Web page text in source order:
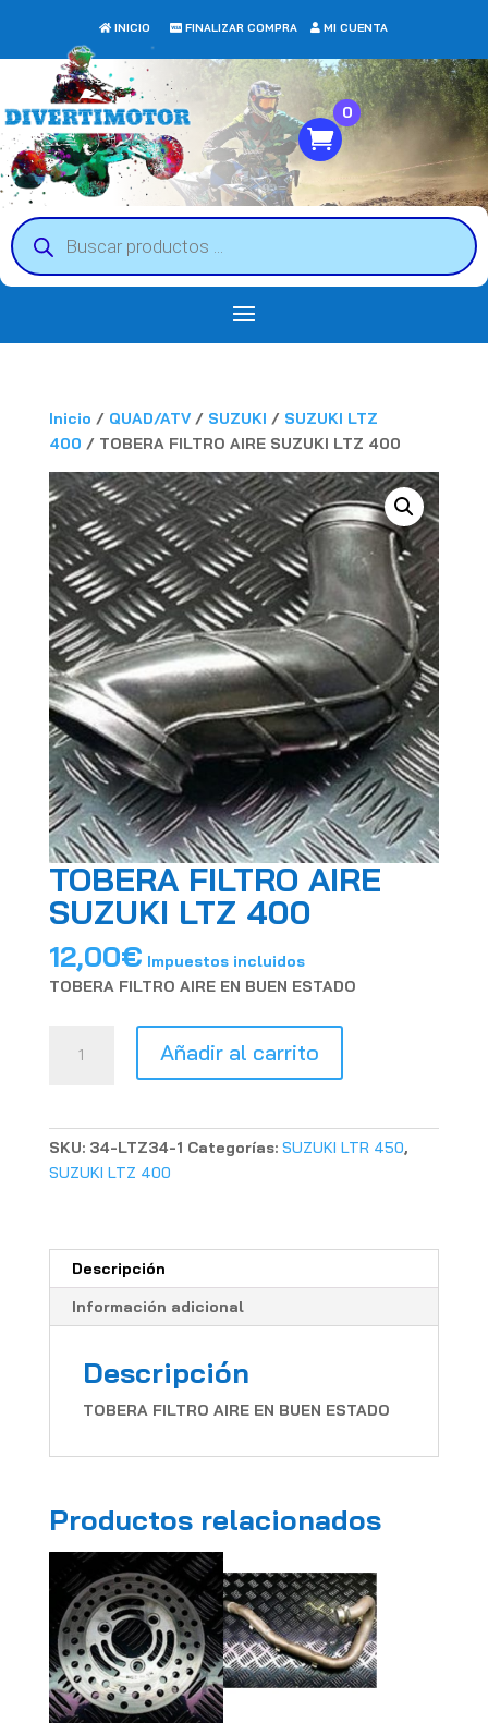
INICIO FINALIZAR COMPRA MI CUENTA
Búsqueda
de
productos
0
Inicio / QUAD/ATV/ SUZUKI / SUZUKI LTZ
400 / TOBERA FILTRO AIRE SUZUKI LTZ 400
TOBERA FILTRO AIRE
SUZUKI LTZ 400
12,00€ Impuestos incluidos
TOBERA FILTRO AIRE EN BUEN ESTADO
FILTRO
Añadir al carrito
SKU: 34-LTZ34-1 Categorías: SUZUKI LTR 450,
SUZUKI LTZ 400
Descripción
Información adicional
Descripción
TOBERA FILTRO AIRE EN BUEN ESTADO
Productos relacionados